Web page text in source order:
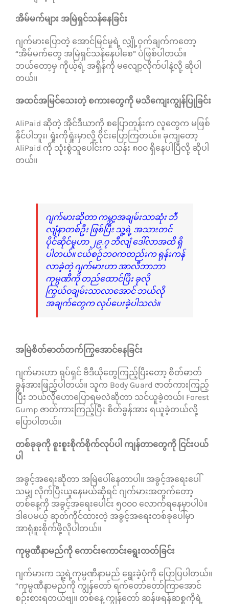
အိမ်မက်များ အမြဲရှင်သန်နေခြင်း
ဂျက်မားပြောတဲ့ အောင်မြင်မှုရဲ့ လျှို့ဝှက်ချက်ကတော့
“အိမ်မက်တွေ အမြဲရှင်သန်နေပါစေ” ပဲဖြစ်ပါတယ်။
ဘယ်တော့မှ ကိုယ့်ရဲ့ အရှိန်ကို မလျော့လိုက်ပါနဲ့လို့ ဆိုပါ
တယ်။
အထင်အမြင်သေးတဲ့ စကားတွေကို မသိကျေးကျွန်ပြုခြင်း
AliPaid ဆိုတဲ့ အိုင်ဒီယာကို စပြောတုန်းက လူတွေက မဖြစ်
နိုင်ပါဘူး၊ ရှုံးကိုရှုံးမှာလို့ ဝိုင်းပြောကြတယ်။ ခုကျတော့
AliPaid ကို သုံးစွဲသူပေါင်းက သန်း ၈၀၀ ရှိနေပါပြီလို့ ဆိုပါ
တယ်။
ဂျက်မားဆိုတာ ကမ္ဘာ့အချမ်းသာဆုံး ဘီ
လျံနာတစ်ဦး ဖြစ်ပြီး သူ့ရဲ့ အသားတင်
ပိုင်ဆိုင်မှုဟာ ၂၉.၇ ဘီလျံ ဒေါ်လာအထိ ရှိ
ပါတယ်။ ငယ်စဉ်ဘ၀ကတည်းက ရုန်းကန်
လာခဲ့တဲ့ ဂျက်မားဟာ အာလီဘာဘာ
ကုမ္ပဏီကို တည်ထောင်ပြီး ခုလို
ကြွယ်၀ချမ်းသာလာအောင် ဘယ်လို
အချက်တွေက လုပ်ပေးခဲ့ပါသလဲ။
အမြဲစိတ်ဓာတ်တက်ကြွအောင်နေခြင်း
ဂျက်မားဟာ ရုပ်ရှင် ဗီဒီယိုတွေကြည့်ပြီးတော့ စိတ်ဓာတ်
ခွန်အားဖြည့်ပါတယ်။ သူက Body Guard ဇာတ်ကားကြည့်
ပြီး ဘယ်လိုဟောပြောရမလဲဆိုတာ သင်ယူခဲ့တယ်၊ Forest
Gump ဇာတ်ကားကြည့်ပြီး စိတ်ခွန်အား ရယူခဲ့တယ်လို့
ပြောပါတယ်။
တစ်ခုခုကို စူးစူးစိုက်စိုက်လုပ်ပါ ကျန်တာတွေကို ငြင်းပယ်
ပါ
အခွင့်အရေးဆိုတာ အမြဲပေါ်နေတာပါ။ အခွင့်အရေးပေါ်
သမျှ လိုက်ပြီးယူနေမယ်ဆိုရင် ဂျက်မားအတွက်တော့
တစ်နေ့ကို အခွင့်အရေးပေါင်း ၅၀၀၀ လောက်ရနေမှာပါပဲ။
ဒါပေမယ့် ဆုတ်ကိုင်ထားတဲ့ အခွင့်အရေးတစ်ခုပေါ်မှာ
အာရုံစူးစိုက်ဖို့လိုပါတယ်။
ကုမ္ပဏီနာမည်ကို ကောင်းကောင်းရွေးတတ်ခြင်း
ဂျက်မားက သူ့ရဲ့ကုမ္ပဏီနာမည် ရွေးခဲ့ပုံကို ပြောပြပါတယ်။
“ကုမ္ပဏီနာမည်ကို ကျွန်တော် ရက်တော်တော်ကြာအောင်
စဉ်းစားရတယ်ဗျ။ တစ်နေ့ ကျွန်တော် ဆန်ဖရန်ဆစ္စကိုရဲ့